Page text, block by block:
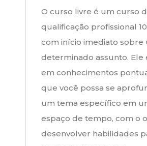
O curso livre é um curso
qualificação profissional
com início imediato sobre
determinado assunto. Ele
em conhecimentos
que você possa se
um tema específico em
espaço de tempo, com o
desenvolver habilidades